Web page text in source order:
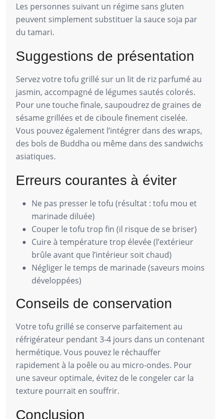
Les personnes suivant un régime sans gluten
peuvent simplement substituer la sauce soja par
du tamari.
Suggestions de présentation
Servez votre tofu grillé sur un lit de riz parfumé au
jasmin, accompagné de légumes sautés colorés.
Pour une touche finale, saupoudrez de graines de
sésame grillées et de ciboule finement ciselée.
Vous pouvez également l’intégrer dans des wraps,
des bols de Buddha ou même dans des sandwichs
asiatiques.
Erreurs courantes à éviter
Ne pas presser le tofu (résultat : tofu mou et
marinade diluée)
Couper le tofu trop fin (il risque de se briser)
Cuire à température trop élevée (l’extérieur
brûle avant que l’intérieur soit chaud)
Négliger le temps de marinade (saveurs moins
développées)
Conseils de conservation
Votre tofu grillé se conserve parfaitement au
réfrigérateur pendant 3-4 jours dans un contenant
hermétique. Vous pouvez le réchauffer
rapidement à la poêle ou au micro-ondes. Pour
une saveur optimale, évitez de le congeler car la
texture pourrait en souffrir.
Conclusion